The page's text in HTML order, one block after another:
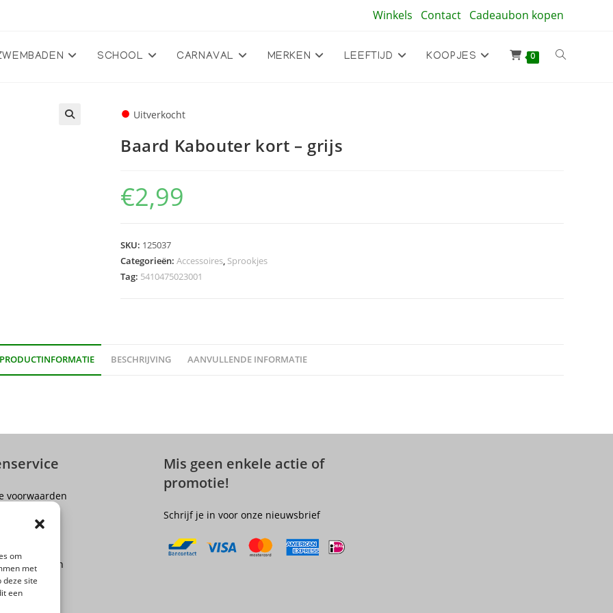
om
met
deze site
een
Winkels Contact Cadeaubon kopen
SCHOOL CARNAVAL MERKEN LEEFTIJD KOOPJES 0 Toggle
● Uitverkocht
Baard Kabouter kort – grijs
€2,99
SKU: 125037
Categorieën: Accessoires, Sprookjes
Tag: 5410475023001
PRODUCTINFORMATIE BESCHRIJVING AANVULLENDE INFORMATIE
voorwaarden
Verzenden
Mis geen enkele actie of
promotie!
Schrijf je in voor onze nieuwsbrief